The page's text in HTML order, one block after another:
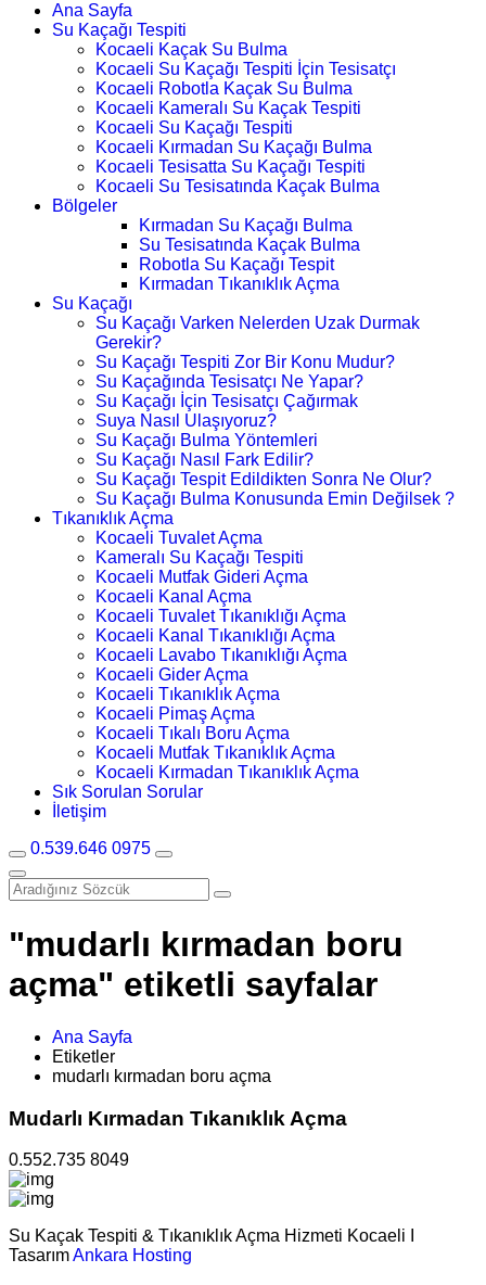
Ana Sayfa
Su Kaçağı Tespiti
Kocaeli Kaçak Su Bulma
Kocaeli Su Kaçağı Tespiti İçin Tesisatçı
Kocaeli Robotla Kaçak Su Bulma
Kocaeli Kameralı Su Kaçak Tespiti
Kocaeli Su Kaçağı Tespiti
Kocaeli Kırmadan Su Kaçağı Bulma
Kocaeli Tesisatta Su Kaçağı Tespiti
Kocaeli Su Tesisatında Kaçak Bulma
Bölgeler
Kırmadan Su Kaçağı Bulma
Su Tesisatında Kaçak Bulma
Robotla Su Kaçağı Tespit
Kırmadan Tıkanıklık Açma
Su Kaçağı
Su Kaçağı Varken Nelerden Uzak Durmak
Gerekir?
Su Kaçağı Tespiti Zor Bir Konu Mudur?
Su Kaçağında Tesisatçı Ne Yapar?
Su Kaçağı İçin Tesisatçı Çağırmak
Suya Nasıl Ulaşıyoruz?
Su Kaçağı Bulma Yöntemleri
Su Kaçağı Nasıl Fark Edilir?
Su Kaçağı Tespit Edildikten Sonra Ne Olur?
Su Kaçağı Bulma Konusunda Emin Değilsek ?
Tıkanıklık Açma
Kocaeli Tuvalet Açma
Kameralı Su Kaçağı Tespiti
Kocaeli Mutfak Gideri Açma
Kocaeli Kanal Açma
Kocaeli Tuvalet Tıkanıklığı Açma
Kocaeli Kanal Tıkanıklığı Açma
Kocaeli Lavabo Tıkanıklığı Açma
Kocaeli Gider Açma
Kocaeli Tıkanıklık Açma
Kocaeli Pimaş Açma
Kocaeli Tıkalı Boru Açma
Kocaeli Mutfak Tıkanıklık Açma
Kocaeli Kırmadan Tıkanıklık Açma
Sık Sorulan Sorular
İletişim
0.539.646 0975
"mudarlı kırmadan boru
açma" etiketli sayfalar
Ana Sayfa
Etiketler
mudarlı kırmadan boru açma
Mudarlı Kırmadan Tıkanıklık Açma
0.552.735 8049
Su Kaçak Tespiti & Tıkanıklık Açma Hizmeti Kocaeli I
TasarımAnkara Hosting